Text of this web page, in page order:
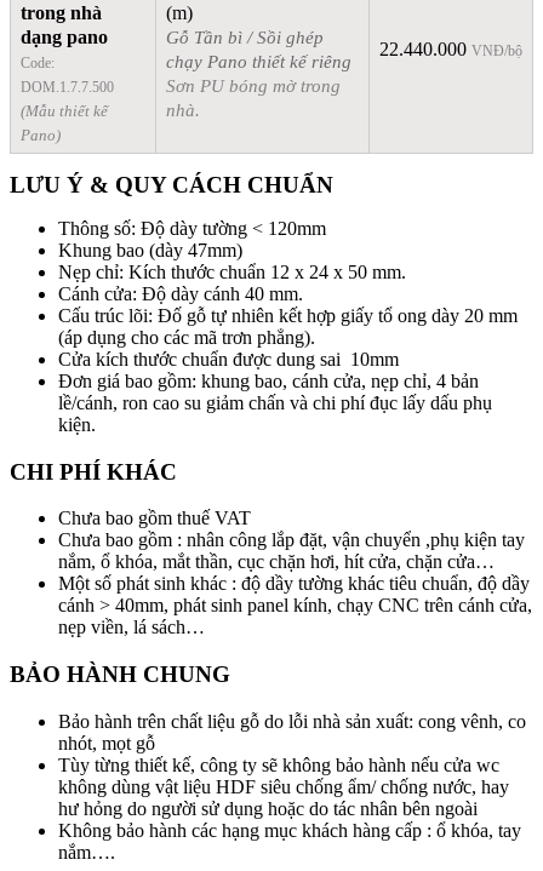
trong nhà
dạng pano
Code:
DOM.1.7.7.500
(Mẫu thiết kế
Pano)
(m)
Gỗ Tần bì / Sồi ghép
chạy Pano thiết kế riêng
Sơn PU bóng mờ trong
nhà.
22.440.000 VNĐ/bộ
LƯU Ý & QUY CÁCH CHUẨN
Thông số: Độ dày tường < 120mm
Khung bao (dày 47mm)
Nẹp chỉ: Kích thước chuẩn 12 x 24 x 50 mm.
Cánh cửa: Độ dày cánh 40 mm.
Cấu trúc lõi: Đố gỗ tự nhiên kết hợp giấy tổ ong dày 20 mm
(áp dụng cho các mã trơn phẳng).
Cửa kích thước chuẩn được dung sai 10mm
Đơn giá bao gồm: khung bao, cánh cửa, nẹp chỉ, 4 bản
lề/cánh, ron cao su giảm chấn và chi phí đục lấy dấu phụ
kiện.
CHI PHÍ KHÁC
Chưa bao gồm thuế VAT
Chưa bao gồm : nhân công lắp đặt, vận chuyển ,phụ kiện tay
nắm, ổ khóa, mắt thần, cục chặn hơi, hít cửa, chặn cửa…
Một số phát sinh khác : độ dầy tường khác tiêu chuẩn, độ dầy
cánh > 40mm, phát sinh panel kính, chạy CNC trên cánh cửa,
nẹp viền, lá sách…
BẢO HÀNH CHUNG
Bảo hành trên chất liệu gỗ do lỗi nhà sản xuất: cong vênh, co
nhót, mọt gỗ
Tùy từng thiết kế, công ty sẽ không bảo hành nếu cửa wc
không dùng vật liệu HDF siêu chống ẩm/ chống nước, hay
hư hỏng do người sử dụng hoặc do tác nhân bên ngoài
Không bảo hành các hạng mục khách hàng cấp : ổ khóa, tay
nắm….